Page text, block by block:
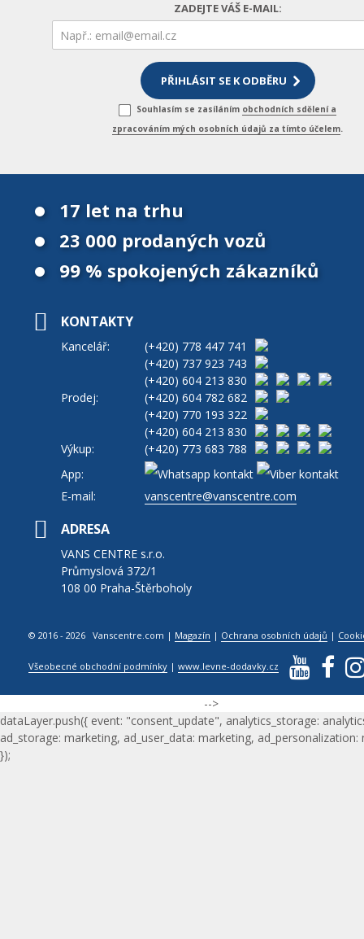
ZADEJTE VÁŠ E-MAIL:
Souhlasím se zasíláním obchodních sdělení a
zpracováním mých osobních údajů za tímto účelem.
17 let na trhu
23 000 prodaných vozů
99 % spokojených zákazníků
KONTAKTY
Kancelář: (+420) 778 447 741
(+420) 737 923 743
(+420) 604 213 830
Prodej:
(+420) 604 782 682
(+420) 770 193 322
(+420) 604 213 830
Výkup:
(+420) 773 683 788
App:
E-mail:
vanscentre@vanscentre.com
ADRESA
VANS CENTRE s.r.o.
Průmyslová 372/1
108 00 Praha-Štěrboholy
© 2016 - 2026 Vanscentre.com | Magazín | Ochrana osobních údajů |
Všeobecné obchodní podmínky |www.levne-dodavky.cz
-->
dataLayer.push({ event: "consent_update", analytics_storage:
ad_storage: marketing, ad_user_data: marketing, ad_personalization:
});